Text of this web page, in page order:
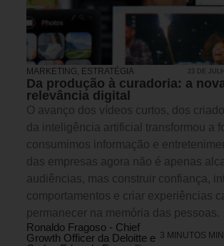
MARKETING ESTRATÉGIA 23 DE
Da produção à curadoria: a
relevância digital
O avanço dos vídeos curtos, dos
da inteligência artificial transformou a
consumimos informação e
das empresas agora não é apenas
audiências, mas construir confiança,
comportamentos e criar experiências
permanecer na memória das pessoas.
Ronaldo Fragoso - Chief
Growth Officer da Deloitte e 3 MINUTOS